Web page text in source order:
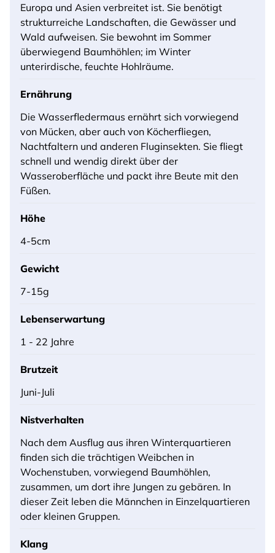
Europa und Asien verbreitet ist. Sie benötigt
strukturreiche Landschaften, die Gewässer und
Wald aufweisen. Sie bewohnt im Sommer
überwiegend Baumhöhlen; im Winter
unterirdische, feuchte Hohlräume.
Ernährung
Die Wasserfledermaus ernährt sich vorwiegend
von Mücken, aber auch von Köcherfliegen,
Nachtfaltern und anderen Fluginsekten. Sie fliegt
schnell und wendig direkt über der
Wasseroberfläche und packt ihre Beute mit den
Füßen.
Höhe
4-5cm
Gewicht
7-15g
Lebenserwartung
1 - 22 Jahre
Brutzeit
Juni-Juli
Nistverhalten
Nach dem Ausflug aus ihren Winterquartieren
finden sich die trächtigen Weibchen in
Wochenstuben, vorwiegend Baumhöhlen,
zusammen, um dort ihre Jungen zu gebären. In
dieser Zeit leben die Männchen in Einzelquartieren
oder kleinen Gruppen.
Klang